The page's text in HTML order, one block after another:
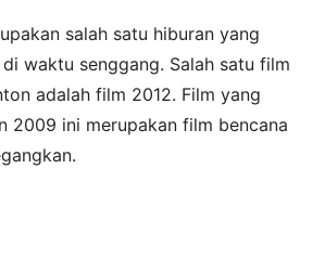
salah satu hiburan yang
waktu senggang. Salah satu film
adalah film 2012. Film yang
2009 ini merupakan film bencana